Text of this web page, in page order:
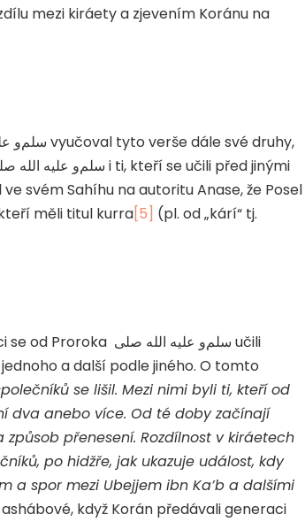
mezi kiráety a zjevením Koránu na
وسلم vyučoval tyto verše dále své druhy,
الله عليه وسلم i ti, kteří se učili před jinými
svém Sahíhu na autoritu Anase, že Posel
měli titul kurra[5] (pl. od „kárí“ tj.
se od Proroka صلى الله عليه وسلم učili
a další podle jiného. O tomto
se lišil. Mezi nimi byli ti, kteří od
dva anebo více. Od té doby začínají
přenesení. Rozdílnost v kiráetech
po hidžře, jak ukazuje událost, kdy
a spor mezi Ubejjem ibn Ka’b a dalšími
když Korán předávali generaci